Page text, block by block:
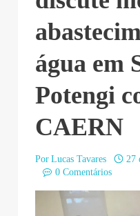
água em
Potengi
CAERN
Por Lucas Tavares
27
0 Comentários